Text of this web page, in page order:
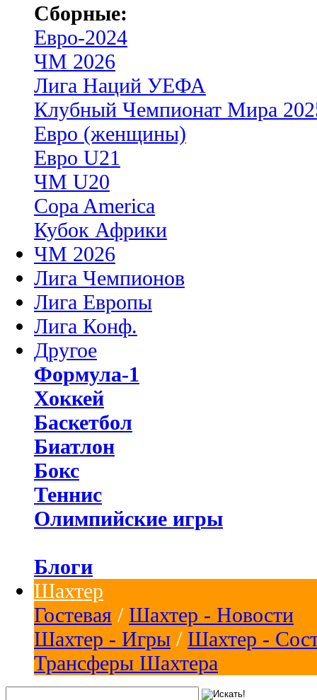
Сборные:
Евро-2024
ЧМ 2026
Лига Наций УЕФА
Клубный Чемпионат Мира
Евро (женщины)
Евро U21
ЧМ U20
Copa America
Кубок Африки
ЧМ 2026
Лига Чемпионов
Лига Европы
Лига Конф.
Другое
Формула-1
Хоккей
Баскетбол
Биатлон
Бокс
Теннис
Олимпийские игры
Блоги
Шахтер
Гостевая / Шахтер - Новости
Шахтер - Игры / Шахтер -
Трансферы Шахтера